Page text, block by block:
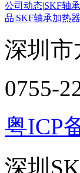
公司动态|SKF轴承
品|SKF轴承加热器
深圳市
0755-
粤ICP
深圳